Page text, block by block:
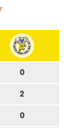
0
2
0